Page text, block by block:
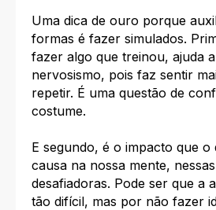
Uma dica de ouro porque
formas é fazer simulados.
fazer algo que treinou, ajuda
nervosismo, pois faz sentir
repetir. É uma questão de
costume.
E segundo, é o impacto que o
causa na nossa mente,
desafiadoras. Pode ser que a
tão difícil, mas por não fazer